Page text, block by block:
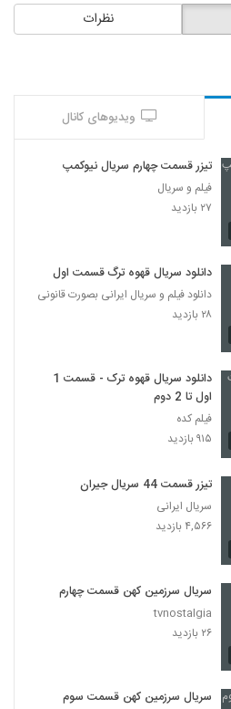
نظرات
ویدیوهای کانال
تیزر قسمت چهارم سریال نیوکمپ
فیلم و سریال
۲۷ بازدید
دانلود سریال قهوه ترگ قسمت اول
دانلود فیلم و سریال ایرانی بصورت قانونی
۲۸ بازدید
دانلود سریال قهوه ترک - قسمت 1
اول تا 2 دوم
فیلم کده
۹۱۵ بازدید
تیزر قسمت 44 سریال جیران
سریال ایرانی
۴,۵۶۶ بازدید
سریال سرزمین کهن قسمت چهارم
tvnostalgia
۲۶ بازدید
سریال سرزمین کهن قسمت سوم